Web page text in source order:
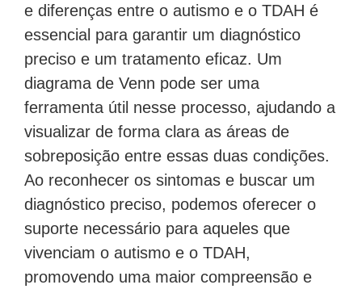
e diferenças entre o autismo e o TDAH é
essencial para garantir um diagnóstico
preciso e um tratamento eficaz. Um
diagrama de Venn pode ser uma
ferramenta útil nesse processo, ajudando a
visualizar de forma clara as áreas de
sobreposição entre essas duas condições.
Ao reconhecer os sintomas e buscar um
diagnóstico preciso, podemos oferecer o
suporte necessário para aqueles que
vivenciam o autismo e o TDAH,
promovendo uma maior compreensão e